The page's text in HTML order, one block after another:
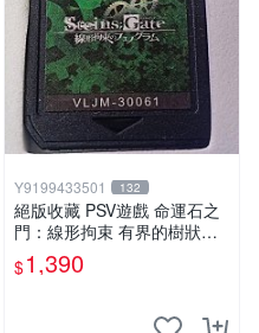
Y9199433501 132
絕版收藏 PSV遊戲 命運石之
門：線形拘束 有界的樹狀圖
日版 VLJM-30061
$1,390